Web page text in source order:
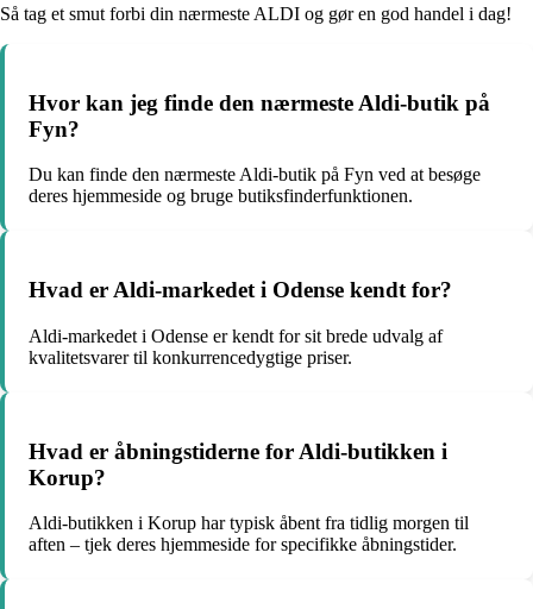
Så tag et smut forbi din nærmeste ALDI og gør en god handel i dag!
Hvor kan jeg finde den nærmeste Aldi-butik på
Fyn?
Du kan finde den nærmeste Aldi-butik på Fyn ved at besøge
deres hjemmeside og bruge butiksfinderfunktionen.
Hvad er Aldi-markedet i Odense kendt for?
Aldi-markedet i Odense er kendt for sit brede udvalg af
kvalitetsvarer til konkurrencedygtige priser.
Hvad er åbningstiderne for Aldi-butikken i
Korup?
Aldi-butikken i Korup har typisk åbent fra tidlig morgen til
aften – tjek deres hjemmeside for specifikke åbningstider.